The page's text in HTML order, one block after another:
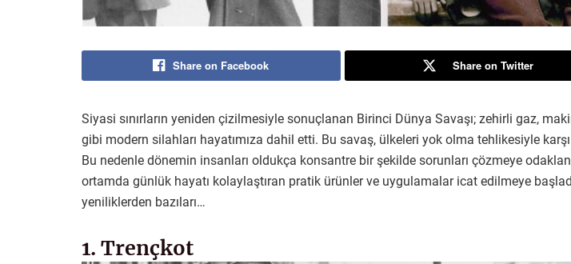
Share on Facebook Share on Twitter
Siyasi sınırların yeniden çizilmesiyle sonuçlanan Birinci Dünya Savaşı; zehirli gaz,
gibi modern silahları hayatımıza dahil etti. Bu savaş, ülkeleri yok olma tehlikesiyle
Bu nedenle dönemin insanları oldukça konsantre bir şekilde sorunları çözmeye
ortamda günlük hayatı kolaylaştıran pratik ürünler ve uygulamalar icat edilmeye
yeniliklerden bazıları…
1. Trençkot